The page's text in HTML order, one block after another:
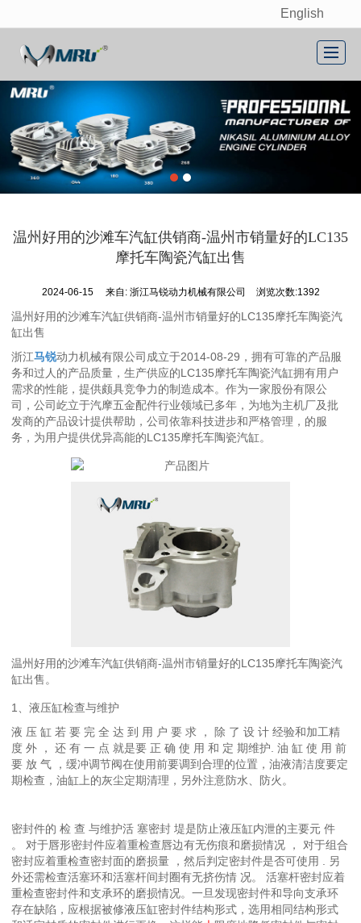
很遗憾，因您的浏览器版本过低导致无法获得最佳浏览体验，推荐下载安装谷歌浏览器！
English
首页
关于我们
产品展示
新闻动态
温州好用的沙滩车汽缸供销商-温州市销量好的LC135
摩托车陶瓷汽缸出售
2024-06-15 来自: 浙江马锐动力机械有限公司 浏览次数:1392
温州好用的沙滩车汽缸供销商-温州市销量好的LC135摩托车陶瓷汽
缸出售
浙江马锐动力机械有限公司成立于2014-08-29，拥有可靠的产品服
务和过人的产品质量，生产供应的LC135摩托车陶瓷汽缸拥有用户
需求的性能，提供颇具竞争力的制造成本。作为一家股份有限公
司，公司屹立于汽摩五金配件行业领域已多年，为地为主机厂及批
发商的产品设计提供帮助，公司依靠科技进步和严格管理，的服
务，为用户提供优异高能的LC135摩托车陶瓷汽缸。
温州好用的沙滩车汽缸供销商-温州市销量好的LC135摩托车陶瓷汽
缸出售。
1、液压缸检查与维护
液 压 缸 若 要 完 全 达 到 用 户 要 求 ， 除 了 设 计 经验和加工精
度 外 ， 还 有 一 点 就是要 正 确 使 用 和 定 期维护. 油 缸 使 用 前
要 放 气 ，缓冲调节阀在使用前要调到合理的位置，油液清洁度要定
期检查，油缸上的灰尘定期清理，另外注意防水、防火。
密封件的 检 查 与维护活 塞密封 堤是防止液压缸内泄的主要元 件
。 对于唇形密封件应着重检查唇边有无伤痕和磨损情况 ， 对于组合
密封应着重检查密封面的磨损量 ，然后判定密封件是否可使用 . 另
外还需检查活塞环和活塞杆间封圈有无挤伤情 况。 活塞杆密封应着
重检查密封件和支承环的磨损情况。一旦发现密封件和导向支承环
存在缺陷，应根据被修液压缸密封件结构形式，选用相同结构形式